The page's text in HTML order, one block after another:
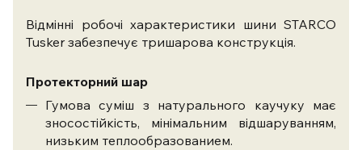
Відмінні робочі характеристики шини STARCO
Tusker забезпечує тришарова конструкція.
Протекторний шар
Гумова суміш з натурального каучуку має
зносостійкість, мінімальним відшаруванням,
низьким теплообразованием.